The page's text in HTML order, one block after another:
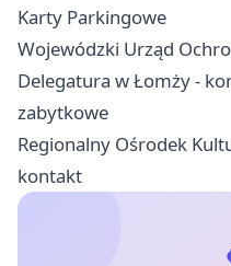
Karty Parkingowe
Wojewódzki Urząd
Delegatura w Łomży -
zabytkowe
Regionalny Ośrodek
kontakt